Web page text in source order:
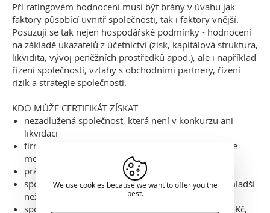
Při ratingovém hodnocení musí být brány v úvahu jak
faktory působící uvnitř společnosti, tak i faktory vnější.
Posuzují se tak nejen hospodářské podmínky - hodnocení
na základě ukazatelů z účetnictví (zisk, kapitálová struktura,
likvidita, vývoj peněžních prostředků apod.), ale i například
řízení společnosti, vztahy s obchodními partnery, řízení
rizik a strategie společnosti.
KDO MŮŽE CERTIFIKÁT ZÍSKAT
nezadlužená společnost, která není v konkurzu ani
likvidaci
firma bez závazků po splatnosti více než 30 dnů dle
monitoringu platebního chování
právnická osoba platící DPH
společnost s řádně uveřejněnou účetní závěrkou mladší
než 22 měsíců
společnost s vlastním kapitálem nejméně 500 000 Kč,
We use cookies because we want to offer you the
best.